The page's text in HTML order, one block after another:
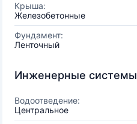
Крыша:
Железобетонные
Фундамент:
Ленточный
Инженерные системы
Водоотведение:
Центральное